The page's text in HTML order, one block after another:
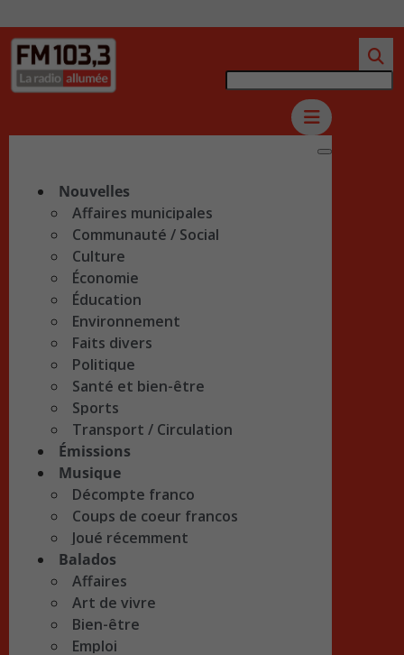
Nouvelles
Affaires municipales
Communauté / Social
Culture
Économie
Éducation
Environnement
Faits divers
Politique
Santé et bien-être
Sports
Transport / Circulation
Émissions
Musique
Décompte franco
Coups de coeur francos
Joué récemment
Balados
Affaires
Art de vivre
Bien-être
Emploi